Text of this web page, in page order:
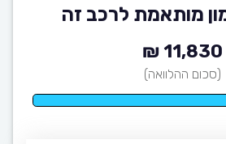
מותאמת לרכב זה
11,830 ₪
(סכום ההלוואה)